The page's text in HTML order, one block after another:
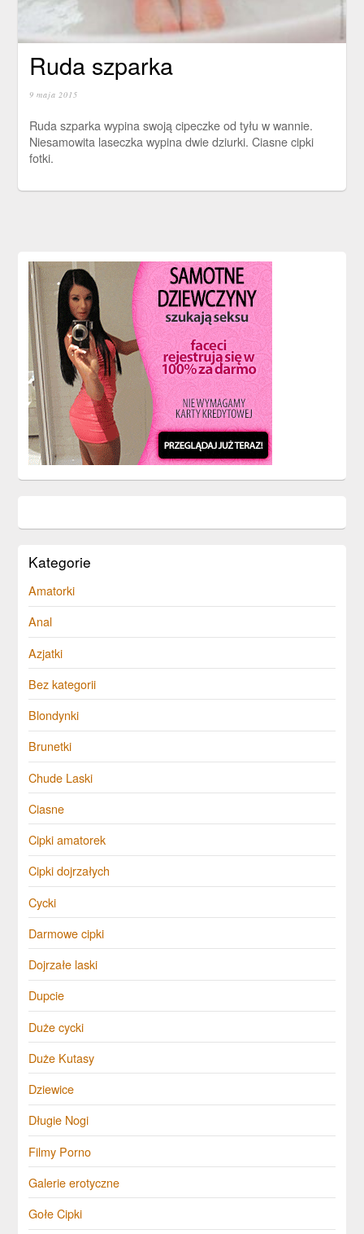
Ruda szparka
9 maja 2015
Ruda szparka wypina swoją cipeczke od tyłu w wannie.
Niesamowita laseczka wypina dwie dziurki. Ciasne cipki
fotki.
Kategorie
Amatorki
Anal
Azjatki
Bez kategorii
Blondynki
Brunetki
Chude Laski
Ciasne
Cipki amatorek
Cipki dojrzałych
Cycki
Darmowe cipki
Dojrzałe laski
Dupcie
Duże cycki
Duże Kutasy
Dziewice
Długie Nogi
Filmy Porno
Galerie erotyczne
Gołe Cipki